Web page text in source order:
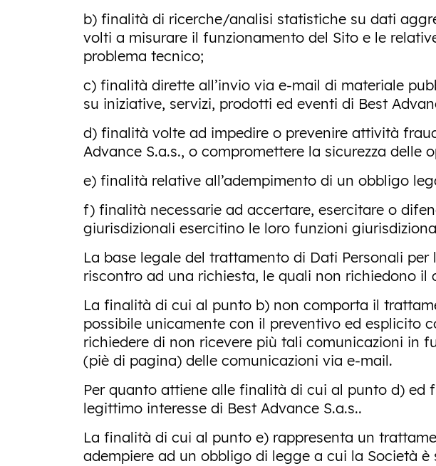
b) finalità di ricerche/analisi statistiche su dati
volti a misurare il funzionamento del Sito e le
problema tecnico;
c) finalità dirette all’invio via e-mail di materiale
su iniziative, servizi, prodotti ed eventi di Best
d) finalità volte ad impedire o prevenire attività
Advance S.a.s., o compromettere la sicurezza delle
e) finalità relative all’adempimento di un obbligo
f) finalità necessarie ad accertare, esercitare o
giurisdizionali esercitino le loro funzioni
La base legale del trattamento di Dati Personali
riscontro ad una richiesta, le quali non richiedono
La finalità di cui al punto b) non comporta il
possibile unicamente con il preventivo ed esplicito
richiedere di non ricevere più tali comunicazioni in
(piè di pagina) delle comunicazioni via e-mail.
Per quanto attiene alle finalità di cui al punto d)
legittimo interesse di Best Advance S.a.s..
La finalità di cui al punto e) rappresenta un
adempiere ad un obbligo di legge a cui la Società è